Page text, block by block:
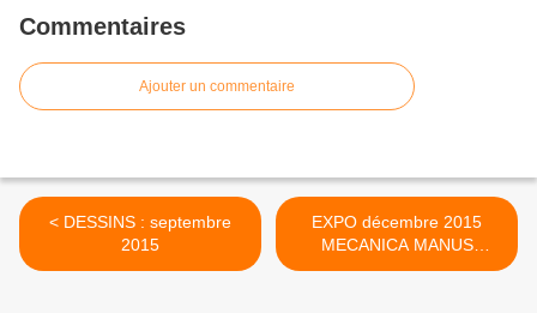
Commentaires
Ajouter un commentaire
< DESSINS : septembre
2015
EXPO décembre 2015
MECANICA MANUS
MANOEUVRE >